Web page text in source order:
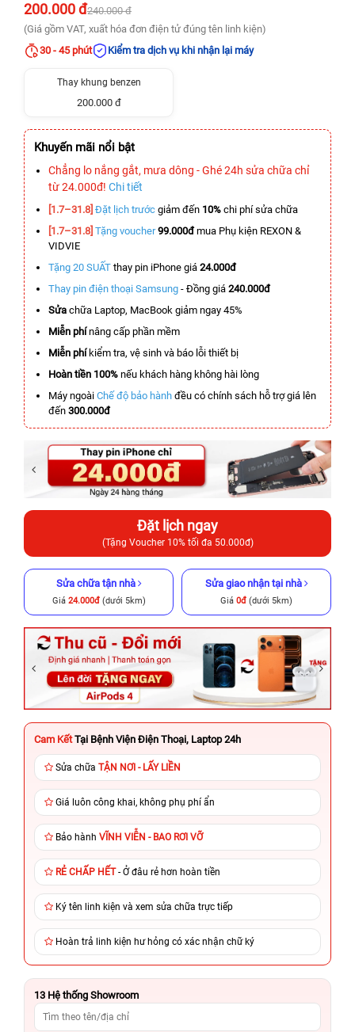
200.000 đ240.000 đ
(Giá gồm VAT, xuất hóa đơn điện tử đúng tên linh kiện)
30 - 45 phút
Kiểm tra dịch vụ khi nhận lại máy
Thay khung benzen
200.000 đ
Khuyến mãi nổi bật
Chẳng lo nắng gắt, mưa dông - Ghé 24h sửa chữa chỉ
từ 24.000đ! Chi tiết
[1.7–31.8] Đặt lịch trước giảm đến 10% chi phí sửa chữa
[1.7–31.8] Tặng voucher 99.000đmua Phụ kiện REXON &
VIDVIE
Tặng 20 SUẤT thay pin iPhone giá 24.000đ
Thay pin điện thoại Samsung - Đồng giá 240.000đ
Sửa chữa Laptop, MacBook giảm ngay 45%
Miễn phínâng cấp phần mềm
Miễn phíkiểm tra, vệ sinh và báo lỗi thiết bị
Hoàn tiền 100% nếu khách hàng không hài lòng
Máy ngoài Chế độ bảo hành đều có chính sách hỗ trợ giá lên
đến 300.000đ
Đặt lịch ngay
(Tặng Voucher 10% tối đa 50.000đ)
Sửa chữa tận nhà
Giá 24.000đ(dưới 5km)
Sửa giao nhận tại nhà
Giá 0đ (dưới 5km)
Cam Kết Tại Bệnh Viện Điện Thoại, Laptop 24h
Sửa chữa TẬN NƠI - LẤY LIỀN
Giá luôn công khai, không phụ phí ẩn
Bảo hành VĨNH VIỄN - BAO RƠI VỠ
RẺ CHẤP HẾT- Ở đâu rẻ hơn hoàn tiền
Ký tên linh kiện và xem sửa chữa trực tiếp
Hoàn trả linh kiện hư hỏng có xác nhận chữ ký
13 Hệ thống Showroom